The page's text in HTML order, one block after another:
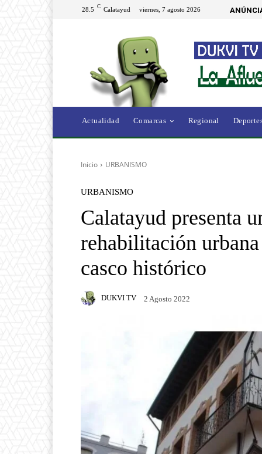
28.5 C Calatayud viernes, 7 agosto 2026
Actualidad Comarcas Regional
Inicio URBANISMO
URBANISMO
Calatayud presenta
rehabilitación
casco histórico
DUKVI TV 2 Agosto 2022